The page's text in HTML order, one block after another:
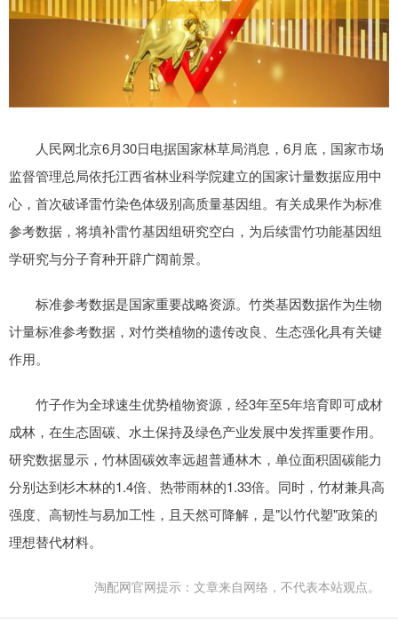
人民网北京6月30日电据国家林草局消息，6月底，国家市场
监督管理总局依托江西省林业科学院建立的国家计量数据应用中
心，首次破译雷竹染色体级别高质量基因组。有关成果作为标准
参考数据，将填补雷竹基因组研究空白，为后续雷竹功能基因组
学研究与分子育种开辟广阔前景。
标准参考数据是国家重要战略资源。竹类基因数据作为生物
计量标准参考数据，对竹类植物的遗传改良、生态强化具有关键
作用。
竹子作为全球速生优势植物资源，经3年至5年培育即可成材
成林，在生态固碳、水土保持及绿色产业发展中发挥重要作用。
研究数据显示，竹林固碳效率远超普通林木，单位面积固碳能力
分别达到杉木林的1.4倍、热带雨林的1.33倍。同时，竹材兼具高
强度、高韧性与易加工性，且天然可降解，是"以竹代塑"政策的
理想替代材料。
淘配网官网提示：文章来自网络，不代表本站观点。